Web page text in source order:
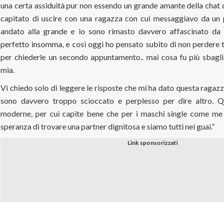
una certa assiduità pur non essendo un grande amante della
capitato di uscire con una ragazza con cui messaggiavo da un
andato alla grande e io sono rimasto davvero affascinato
perfetto insomma, e così oggi ho pensato subito di non
per chiederle un secondo appuntamento.. mai cosa fu più
mia.
Vi chiedo solo di leggere le risposte che mi ha dato questa
sono davvero troppo scioccato e perplesso per dire altro.
moderne, per cui capite bene che per i maschi single come
speranza di trovare una partner dignitosa e siamo tutti nei guai.”